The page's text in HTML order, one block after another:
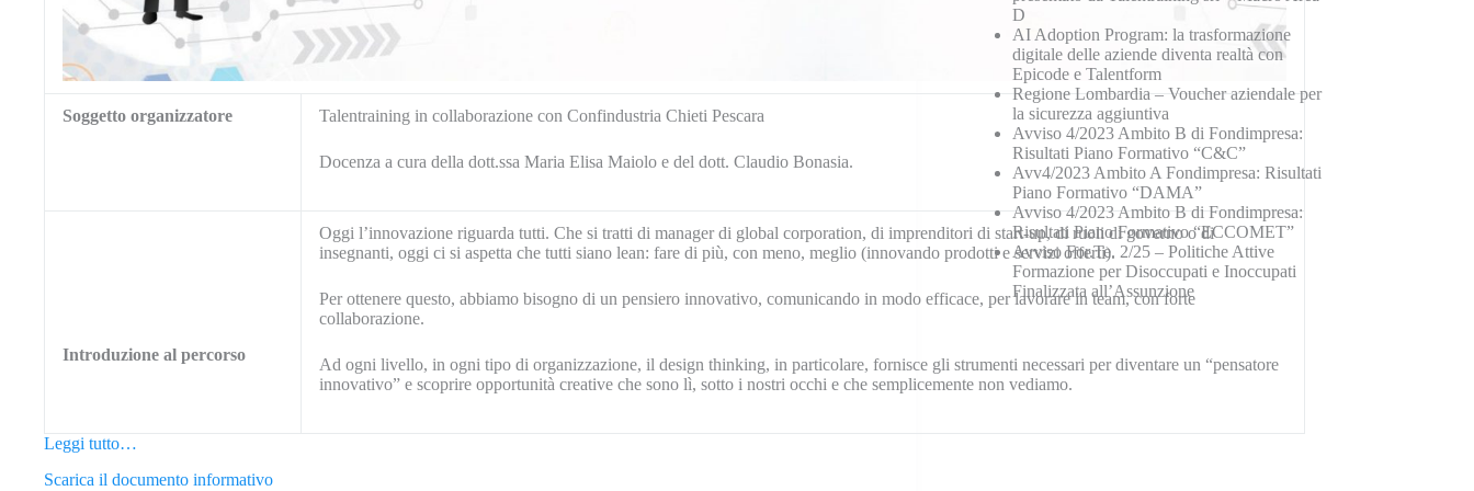
Soggetto organizzatore Talentraining in collaborazione con Confindustria Chieti Pescara
Docenza a cura della dott.ssa Maria Elisa Maiolo e del dott. Claudio Bonasia.
Introduzione al percorso
Oggi l’innovazione riguarda tutti. Che si tratti di manager di global corporation, di imprenditori di start-up, di ruoli di governo o di
insegnanti, oggi ci si aspetta che tutti siano lean: fare di più, con meno, meglio (innovando prodotti e servizi offerti).
Per ottenere questo, abbiamo bisogno di un pensiero innovativo, comunicando in modo efficace, per lavorare in team, con forte
collaborazione.
Ad ogni livello, in ogni tipo di organizzazione, il design thinking, in particolare, fornisce gli strumenti necessari per diventare un “pensatore
innovativo” e scoprire opportunità creative che sono lì, sotto i nostri occhi e che semplicemente non vediamo.
Leggi tutto…
Scarica il documento informativo
D
AI Adoption Program: la trasformazione
digitale delle aziende diventa realtà con
Epicode e Talentform
Regione Lombardia – Voucher aziendale per
la sicurezza aggiuntiva
Avviso 4/2023 Ambito B di Fondimpresa:
Risultati Piano Formativo “C&C”
Avv4/2023 Ambito A Fondimpresa: Risultati
Piano Formativo “DAMA”
Avviso 4/2023 Ambito B di Fondimpresa:
Risultati Piano Formativo “ECCOMET”
Avviso For.Te. 2/25 – Politiche Attive
Formazione per Disoccupati e Inoccupati
Finalizzata all’Assunzione